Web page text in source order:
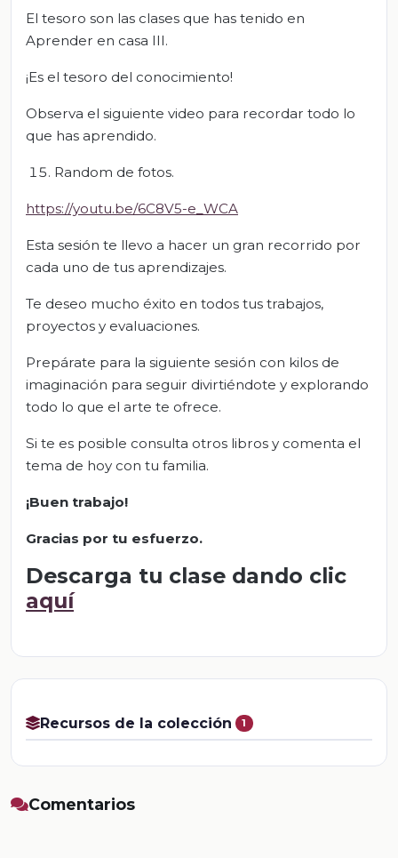
El tesoro son las clases que has tenido en
Aprender en casa III.
¡Es el tesoro del conocimiento!
Observa el siguiente video para recordar todo lo
que has aprendido.
Random de fotos.
https://youtu.be/6C8V5-e_WCA
Esta sesión te llevo a hacer un gran recorrido por
cada uno de tus aprendizajes.
Te deseo mucho éxito en todos tus trabajos,
proyectos y evaluaciones.
Prepárate para la siguiente sesión con kilos de
imaginación para seguir divirtiéndote y explorando
todo lo que el arte te ofrece.
Si te es posible consulta otros libros y comenta el
tema de hoy con tu familia.
¡Buen trabajo!
Gracias por tu esfuerzo.
Descarga tu clase dando clic
aquí
Recursos de la colección 1
Comentarios